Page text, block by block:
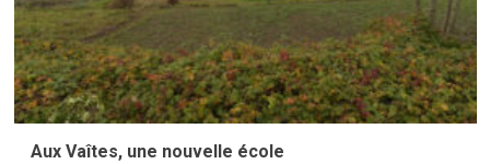
Aux Vaîtes, une nouvelle école